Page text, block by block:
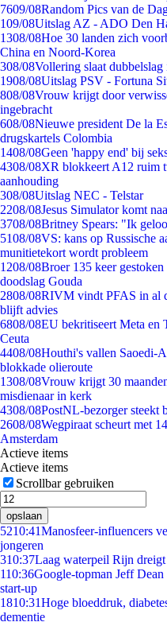
7609/08Random Pics van de
109/08Uitslag AZ - ADO Den
1308/08Hoe 30 landen zich
China en Noord-Korea
308/08Vollering slaat
1908/08Uitslag PSV - Fortuna
808/08Vrouw krijgt door
ingebracht
608/08Nieuwe president De la
drugskartels Colombia
1408/08Geen 'happy end' bij
4308/08XR blokkeert A12 ruim
aanhouding
308/08Uitslag NEC - Telstar
2208/08Jesus Simulator komt
3708/08Britney Spears: "Ik
5108/08VS: kans op Russische
munitietekort wordt probleem
1208/08Broer 135 keer gestoken
doodslag Gouda
2808/08RIVM vindt PFAS in al
blijft advies
6808/08EU bekritiseert Meta en
Ceuta
4408/08Houthi's vallen Saoedi-
blokkade olieroute
1308/08Vrouw krijgt 30
misdienaar in kerk
4308/08PostNL-bezorger steekt
2608/08Wegpiraat scheurt met
Amsterdam
Actieve items
Actieve items
Scrollbar gebruiken
opslaan
5210:41Manosfeer-influencers
jongeren
310:37Laag waterpeil Rijn
110:36Google-topman Jeff
start-up
1810:31Hoge bloeddruk,
dementie